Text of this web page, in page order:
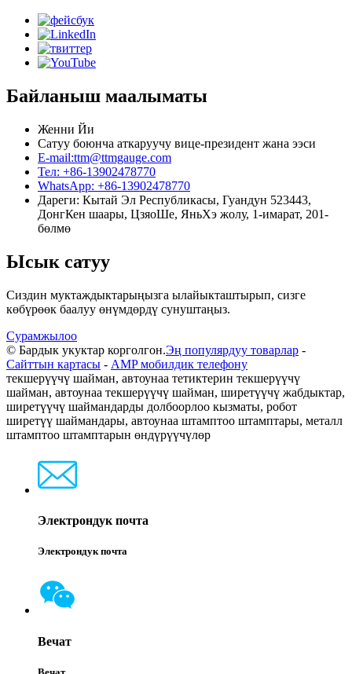
Байланыш маалыматы
Женни Йи
Сатуу боюнча аткаруучу вице-президент жана ээси
E-mail:ttm@ttmgauge.com
Тел: +86-13902478770
WhatsApp: +86-13902478770
Дареги: Кытай Эл Республикасы, Гуандун 523443,
ДонгКен шаары, ЦзяоШе, ЯньХэ жолу, 1-имарат, 201-
бөлмө
Ысык сатуу
Сиздин муктаждыктарыңызга ылайыкташтырып, сизге
көбүрөөк баалуу өнүмдөрдү сунуштаңыз.
Сурамжылоо
© Бардык укуктар корголгон.Эң популярдуу товарлар -
Сайттын картасы - AMP мобилдик телефону
текшерүүчү шайман, автоунаа тетиктерин текшерүүчү
шайман, автоунаа текшерүүчү шайман, ширетүүчү жабдыктар,
ширетүүчү шаймандарды долбоорлоо кызматы, робот
ширетүү шаймандары, автоунаа штамптоо штамптары, металл
штамптоо штамптарын өндүрүүчүлөр
Электрондук почта
Электрондук почта
Вечат